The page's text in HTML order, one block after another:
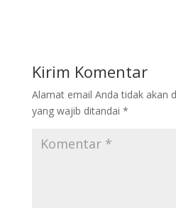
Kirim Komentar
Alamat email Anda tidak akan
yang wajib ditandai *